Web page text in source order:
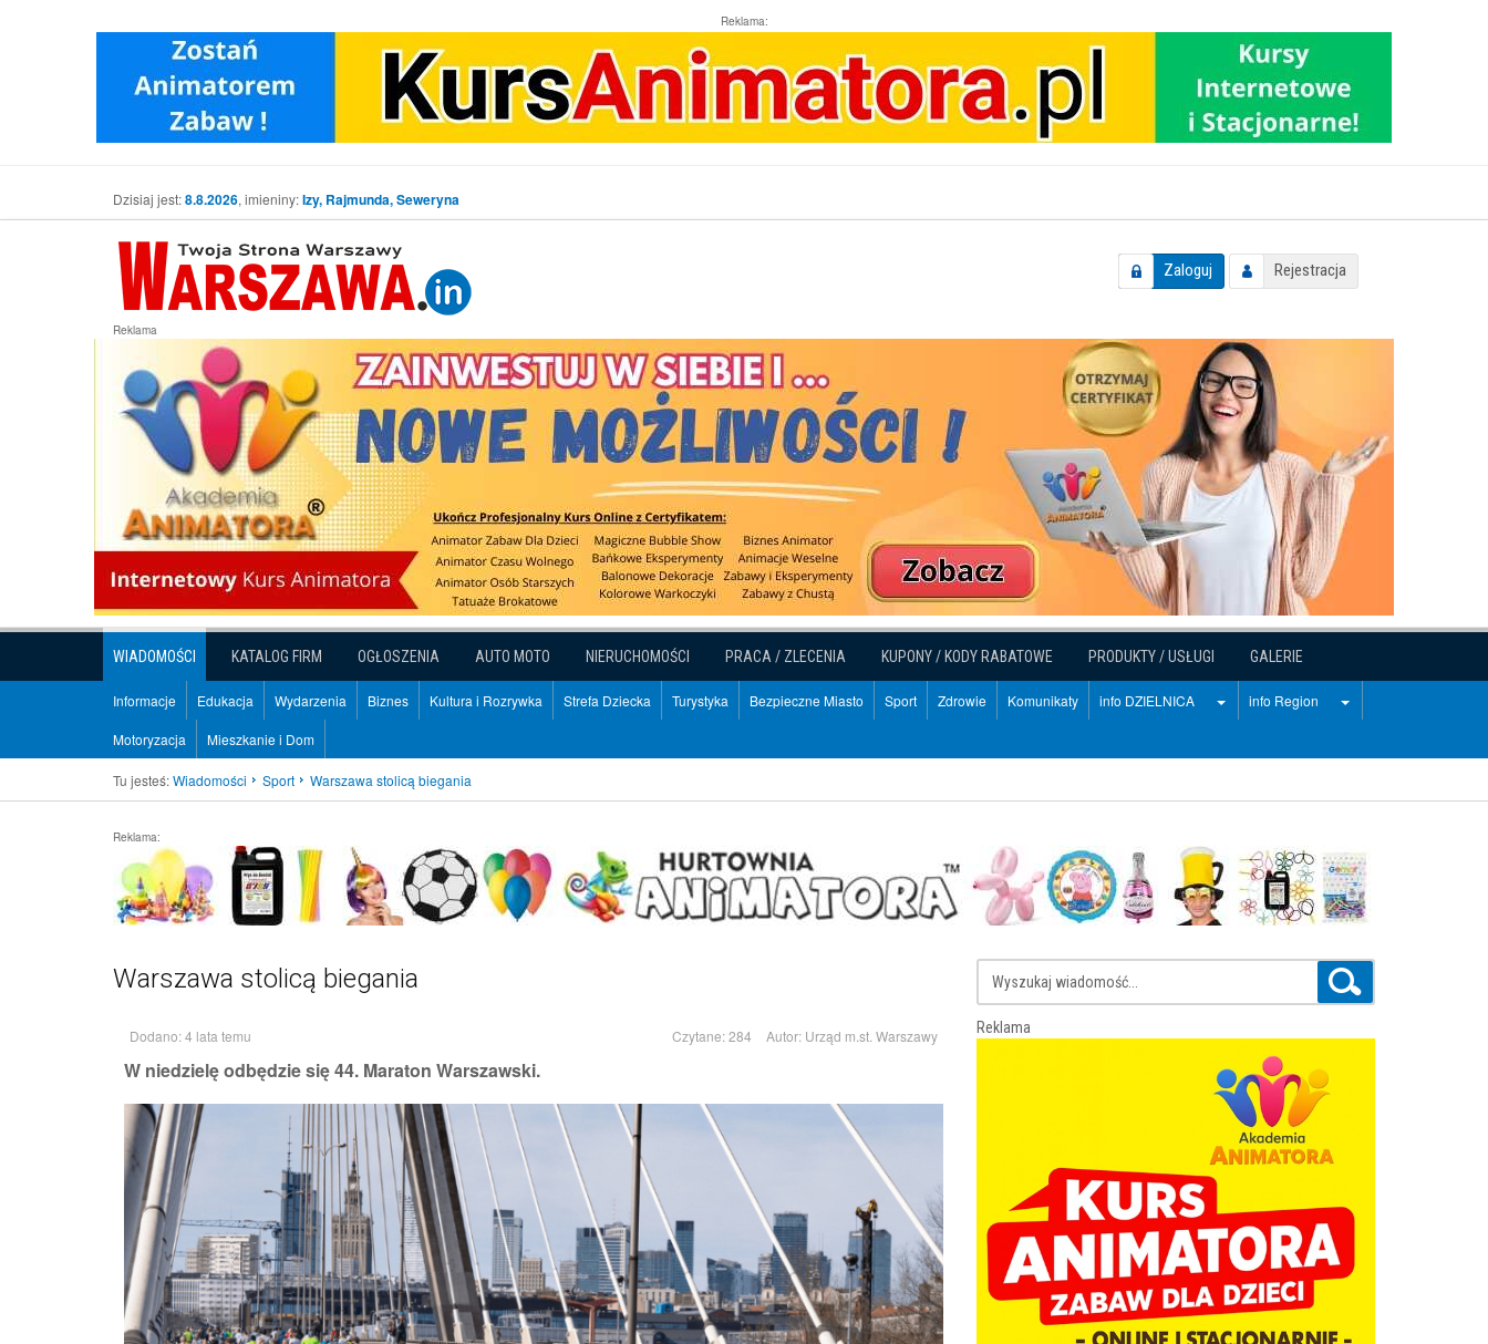
Reklama:
Dzisiaj jest:8.8.2026, imieniny:Izy, Rajmunda, Seweryna
Zaloguj Rejestracja
Reklama
WIADOMOŚCI KATALOG FIRM OGŁOSZENIA AUTO MOTO NIERUCHOMOŚCI PRACA / ZLECENIA KUPONY / KODY RABATOWE PRODUKTY / USŁUGI GALERIE
Informacje Edukacja Wydarzenia Biznes Kultura i Rozrywka Strefa Dziecka Turystyka Bezpieczne Miasto Sport Zdrowie Komunikaty info DZIELNICA info Region
Motoryzacja Mieszkanie i Dom
Tu jesteś:Wiadomości Sport Warszawa stolicą biegania
Reklama:
Warszawa stolicą biegania
Dodano: 4 lata temu Czytane: 284 Autor: Urząd m.st. Warszawy
W niedzielę odbędzie się 44. Maraton Warszawski.
Reklama